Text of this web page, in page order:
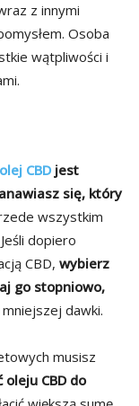
z innymi
Osoba
wątpliwości i
olej CBD jest
się, który
wszystkim
dopiero
CBD, wybierz
go stopniowo,
dawki.
musisz
oleju CBD do